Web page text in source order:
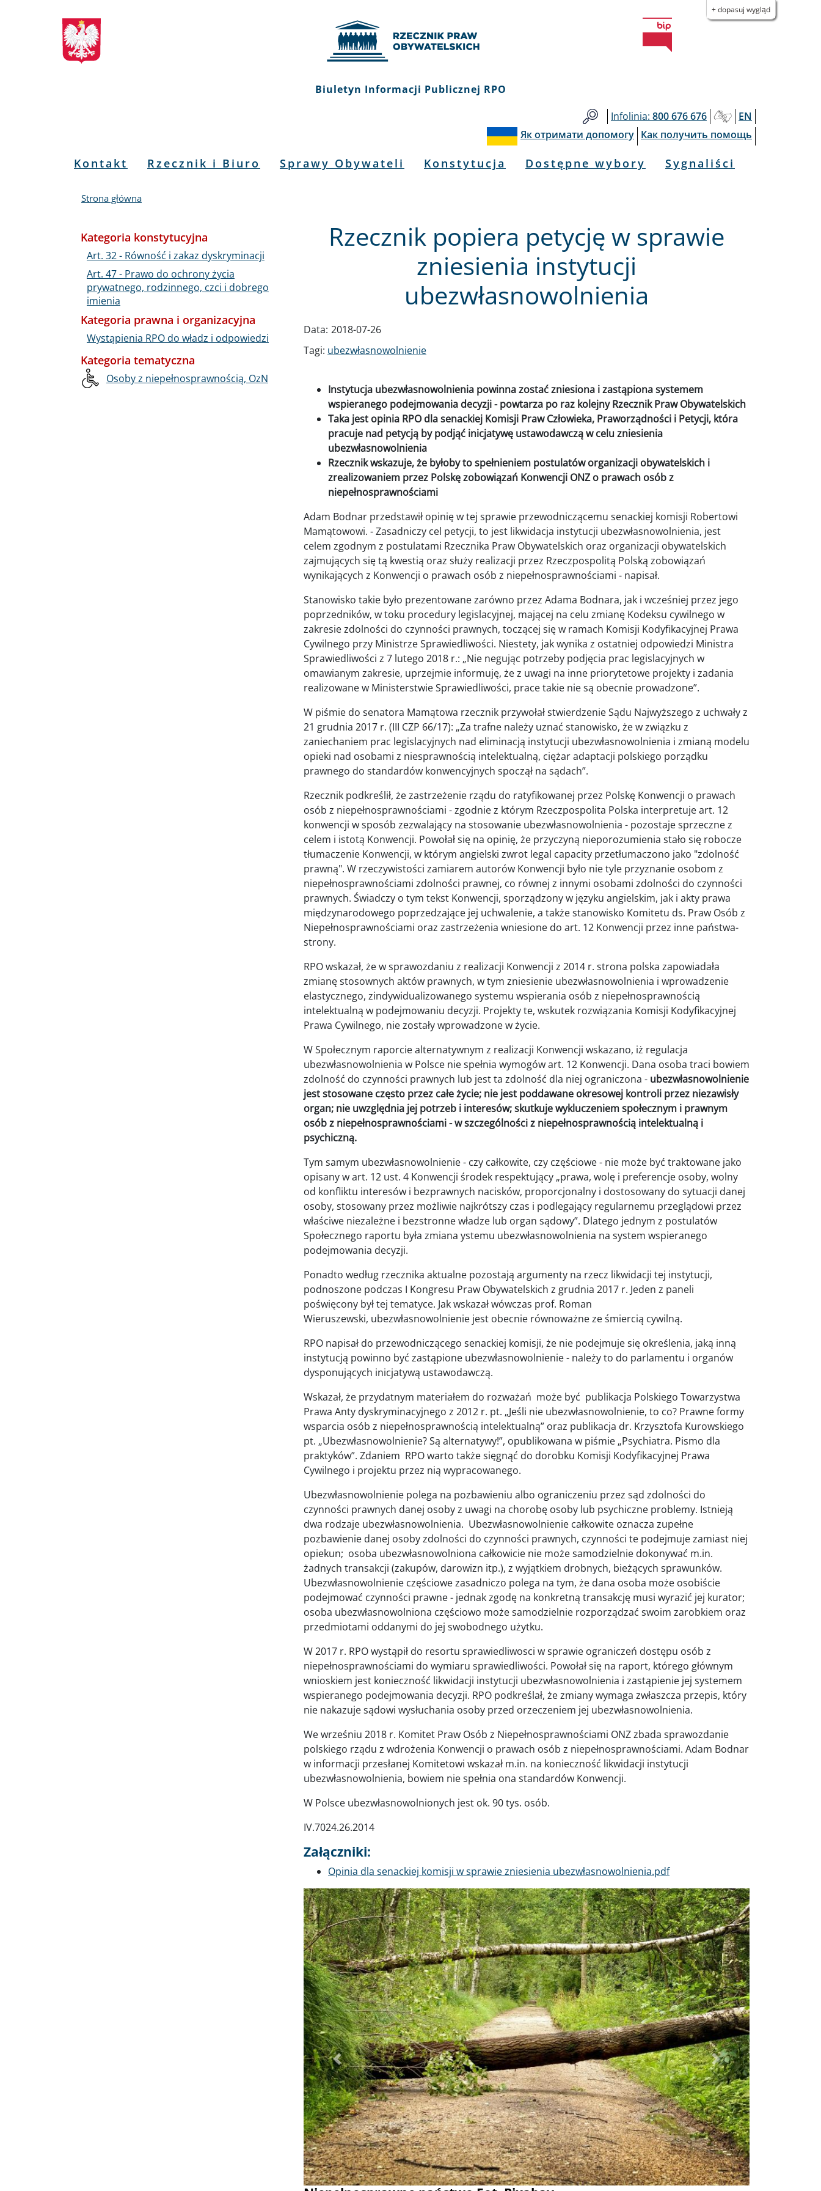
Biuletyn
Informacji
Publicznej
+ dopasuj wygląd
Biuletyn Informacji Publicznej RPO
Infolinia: 800 676 676
EN
Як отримати допомогу Как получить помощь
Menu
Kontakt Rzecznik i Biuro Sprawy Obywateli Konstytucja Dostępne wybory Sygnaliści
Strona główna
Rzecznik popiera petycję w sprawie
zniesienia instytucji
ubezwłasnowolnienia
Data: 2018-07-26
Tagi: ubezwłasnowolnienie
Instytucja ubezwłasnowolnienia powinna zostać zniesiona i zastąpiona systemem
wspieranego podejmowania decyzji - powtarza po raz kolejny Rzecznik Praw Obywatelskich
Taka jest opinia RPO dla senackiej Komisji Praw Człowieka, Praworządności i Petycji, która
pracuje nad petycją by podjąć inicjatywę ustawodawczą w celu zniesienia
ubezwłasnowolnienia
Rzecznik wskazuje, że byłoby to spełnieniem postulatów organizacji obywatelskich i
zrealizowaniem przez Polskę zobowiązań Konwencji ONZ o prawach osób z
niepełnosprawnościami
Adam Bodnar przedstawił opinię w tej sprawie przewodniczącemu senackiej komisji Robertowi
Mamątowowi. - Zasadniczy cel petycji, to jest likwidacja instytucji ubezwłasnowolnienia, jest
celem zgodnym z postulatami Rzecznika Praw Obywatelskich oraz organizacji obywatelskich
zajmujących się tą kwestią oraz służy realizacji przez Rzeczpospolitą Polską zobowiązań
wynikających z Konwencji o prawach osób z niepełnosprawnościami - napisał.
Stanowisko takie było prezentowane zarówno przez Adama Bodnara, jak i wcześniej przez jego
poprzedników, w toku procedury legislacyjnej, mającej na celu zmianę Kodeksu cywilnego w
zakresie zdolności do czynności prawnych, toczącej się w ramach Komisji Kodyfikacyjnej Prawa
Cywilnego przy Ministrze Sprawiedliwości. Niestety, jak wynika z ostatniej odpowiedzi Ministra
Sprawiedliwości z 7 lutego 2018 r.: „Nie negując potrzeby podjęcia prac legislacyjnych w
omawianym zakresie, uprzejmie informuję, że z uwagi na inne priorytetowe projekty i zadania
realizowane w Ministerstwie Sprawiedliwości, prace takie nie są obecnie prowadzone”.
W piśmie do senatora Mamątowa rzecznik przywołał stwierdzenie Sądu Najwyższego z uchwały z
21 grudnia 2017 r. (III CZP 66/17): „Za trafne należy uznać stanowisko, że w związku z
zaniechaniem prac legislacyjnych nad eliminacją instytucji ubezwłasnowolnienia i zmianą modelu
opieki nad osobami z niesprawnością intelektualną, ciężar adaptacji polskiego porządku
prawnego do standardów konwencyjnych spoczął na sądach”.
Rzecznik podkreślił, że zastrzeżenie rządu do ratyfikowanej przez Polskę Konwencji o prawach
osób z niepełnosprawnościami - zgodnie z którym Rzeczpospolita Polska interpretuje art. 12
konwencji w sposób zezwalający na stosowanie ubezwłasnowolnienia - pozostaje sprzeczne z
celem i istotą Konwencji. Powołał się na opinię, że przyczyną nieporozumienia stało się robocze
tłumaczenie Konwencji, w którym angielski zwrot legal capacity przetłumaczono jako "zdolność
prawną". W rzeczywistości zamiarem autorów Konwencji było nie tyle przyznanie osobom z
niepełnosprawnościami zdolności prawnej, co równej z innymi osobami zdolności do czynności
prawnych. Świadczy o tym tekst Konwencji, sporządzony w języku angielskim, jak i akty prawa
międzynarodowego poprzedzające jej uchwalenie, a także stanowisko Komitetu ds. Praw Osób z
Niepełnosprawnościami oraz zastrzeżenia wniesione do art. 12 Konwencji przez inne państwa-
strony.
RPO wskazał, że w sprawozdaniu z realizacji Konwencji z 2014 r. strona polska zapowiadała
zmianę stosownych aktów prawnych, w tym zniesienie ubezwłasnowolnienia i wprowadzenie
elastycznego, zindywidualizowanego systemu wspierania osób z niepełnosprawnością
intelektualną w podejmowaniu decyzji. Projekty te, wskutek rozwiązania Komisji Kodyfikacyjnej
Prawa Cywilnego, nie zostały wprowadzone w życie.
W Społecznym raporcie alternatywnym z realizacji Konwencji wskazano, iż regulacja
ubezwłasnowolnienia w Polsce nie spełnia wymogów art. 12 Konwencji. Dana osoba traci bowiem
zdolność do czynności prawnych lub jest ta zdolność dla niej ograniczona - ubezwłasnowolnienie
jest stosowane często przez całe życie; nie jest poddawane okresowej kontroli przez niezawisły
organ; nie uwzględnia jej potrzeb i interesów; skutkuje wykluczeniem społecznym i prawnym
osób z niepełnosprawnościami - w szczególności z niepełnosprawnością intelektualną i
psychiczną.
Tym samym ubezwłasnowolnienie - czy całkowite, czy częściowe - nie może być traktowane jako
opisany w art. 12 ust. 4 Konwencji środek respektujący „prawa, wolę i preferencje osoby, wolny
od konfliktu interesów i bezprawnych nacisków, proporcjonalny i dostosowany do sytuacji danej
osoby, stosowany przez możliwie najkrótszy czas i podlegający regularnemu przeglądowi przez
właściwe niezależne i bezstronne władze lub organ sądowy”. Dlatego jednym z postulatów
Społecznego raportu była zmiana ystemu ubezwłasnowolnienia na system wspieranego
podejmowania decyzji.
Ponadto według rzecznika aktualne pozostają argumenty na rzecz likwidacji tej instytucji,
podnoszone podczas I Kongresu Praw Obywatelskich z grudnia 2017 r. Jeden z paneli
poświęcony był tej tematyce. Jak wskazał wówczas prof. Roman
Wieruszewski, ubezwłasnowolnienie jest obecnie równoważne ze śmiercią cywilną.
RPO napisał do przewodniczącego senackiej komisji, że nie podejmuje się określenia, jaką inną
instytucją powinno być zastąpione ubezwłasnowolnienie - należy to do parlamentu i organów
dysponujących inicjatywą ustawodawczą.
Wskazał, że przydatnym materiałem do rozważań może być publikacja Polskiego Towarzystwa
Prawa Anty dyskryminacyjnego z 2012 r. pt. „Jeśli nie ubezwłasnowolnienie, to co? Prawne formy
wsparcia osób z niepełnosprawnością intelektualną” oraz publikacja dr. Krzysztofa Kurowskiego
pt. „Ubezwłasnowolnienie? Są alternatywy!”, opublikowana w piśmie „Psychiatra. Pismo dla
praktyków”. Zdaniem RPO warto także sięgnąć do dorobku Komisji Kodyfikacyjnej Prawa
Cywilnego i projektu przez nią wypracowanego.
Ubezwłasnowolnienie polega na pozbawieniu albo ograniczeniu przez sąd zdolności do
czynności prawnych danej osoby z uwagi na chorobę osoby lub psychiczne problemy. Istnieją
dwa rodzaje ubezwłasnowolnienia. Ubezwłasnowolnienie całkowite oznacza zupełne
pozbawienie danej osoby zdolności do czynności prawnych, czynności te podejmuje zamiast niej
opiekun; osoba ubezwłasnowolniona całkowicie nie może samodzielnie dokonywać m.in.
żadnych transakcji (zakupów, darowizn itp.), z wyjątkiem drobnych, bieżących sprawunków.
Ubezwłasnowolnienie częściowe zasadniczo polega na tym, że dana osoba może osobiście
podejmować czynności prawne - jednak zgodę na konkretną transakcję musi wyrazić jej kurator;
osoba ubezwłasnowolniona częściowo może samodzielnie rozporządzać swoim zarobkiem oraz
przedmiotami oddanymi do jej swobodnego użytku.
W 2017 r. RPO wystąpił do resortu sprawiedliwosci w sprawie ograniczeń dostępu osób z
niepełnosprawnościami do wymiaru sprawiedliwości. Powołał się na raport, którego głównym
wnioskiem jest konieczność likwidacji instytucji ubezwłasnowolnienia i zastąpienie jej systemem
wspieranego podejmowania decyzji. RPO podkreślał, że zmiany wymaga zwłaszcza przepis, który
nie nakazuje sądowi wysłuchania osoby przed orzeczeniem jej ubezwłasnowolnienia.
We wrześniu 2018 r. Komitet Praw Osób z Niepełnosprawnościami ONZ zbada sprawozdanie
polskiego rządu z wdrożenia Konwencji o prawach osób z niepełnosprawnościami. Adam Bodnar
w informacji przesłanej Komitetowi wskazał m.in. na konieczność likwidacji instytucji
ubezwłasnowolnienia, bowiem nie spełnia ona standardów Konwencji.
W Polsce ubezwłasnowolnionych jest ok. 90 tys. osób.
IV.7024.26.2014
Załączniki:
Dokument
Opinia dla senackiej komisji w sprawie zniesienia ubezwłasnowolnienia.pdf
Poprzednie Dalej
Kategoria konstytucyjna
Art. 32 - Równość i zakaz dyskryminacji
Art. 47 - Prawo do ochrony życia
prywatnego, rodzinnego, czci i dobrego
imienia
Kategoria prawna i organizacyjna
Wystąpienia RPO do władz i odpowiedzi
Kategoria tematyczna
Osoby z niepełnosprawnością, OzN